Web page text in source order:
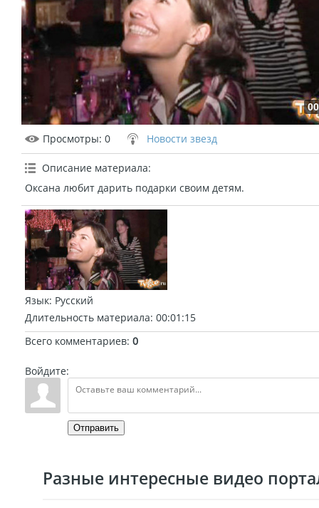
Просмотры: 0 Новости звезд
Описание материала:
Оксана любит дарить подарки своим детям.
Язык: Русский
Длительность материала: 00:01:15
Всего комментариев: 0
Войдите:
Отправить
Разные интересные видео